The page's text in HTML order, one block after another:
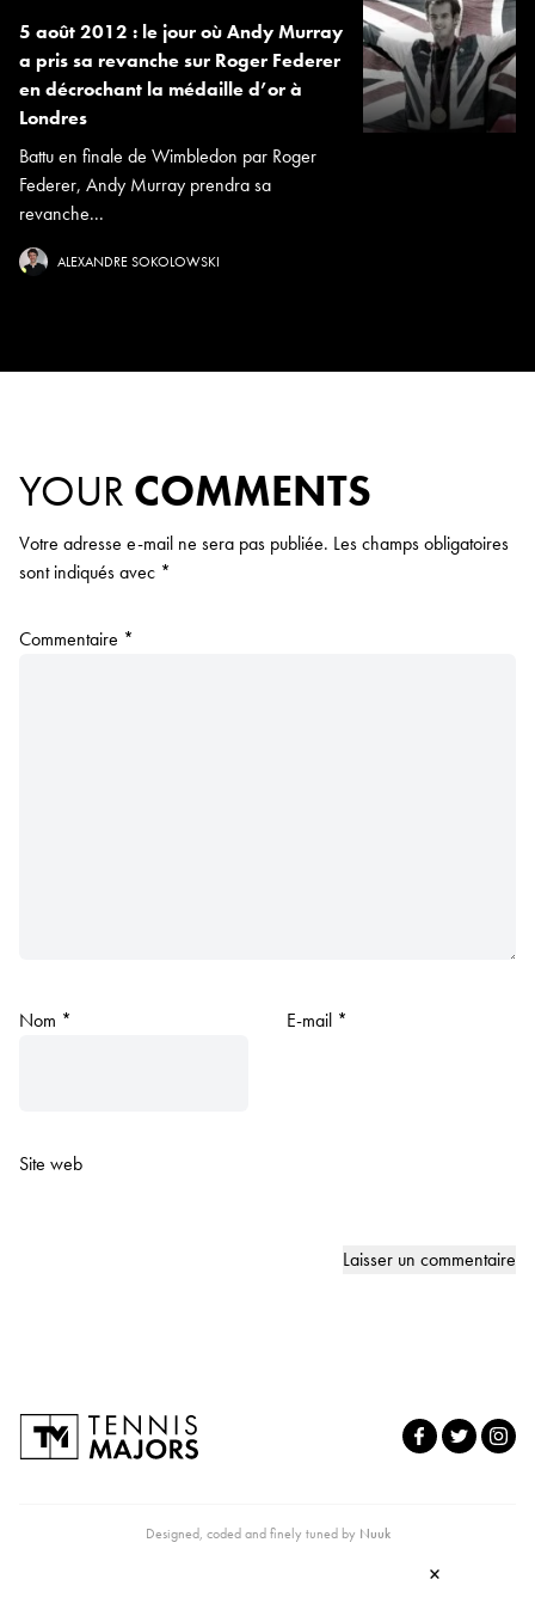
5 août 2012 : le jour où Andy Murray
a pris sa revanche sur Roger Federer
en décrochant la médaille d’or à
Londres
Battu en finale de Wimbledon par Roger
Federer, Andy Murray prendra sa
revanche...
ALEXANDRE SOKOLOWSKI
YOUR COMMENTS
Votre adresse e-mail ne sera pas publiée. Les champs obligatoires
sont indiqués avec *
Commentaire *
Nom * E-mail *
Site web
Designed, coded and finely tuned by Nuuk
×